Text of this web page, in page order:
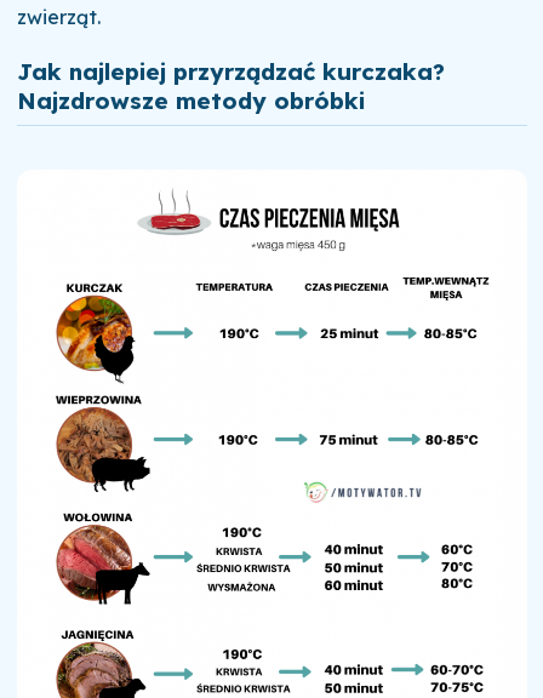
zwierząt.
Jak najlepiej przyrządzać kurczaka?
Najzdrowsze metody obróbki